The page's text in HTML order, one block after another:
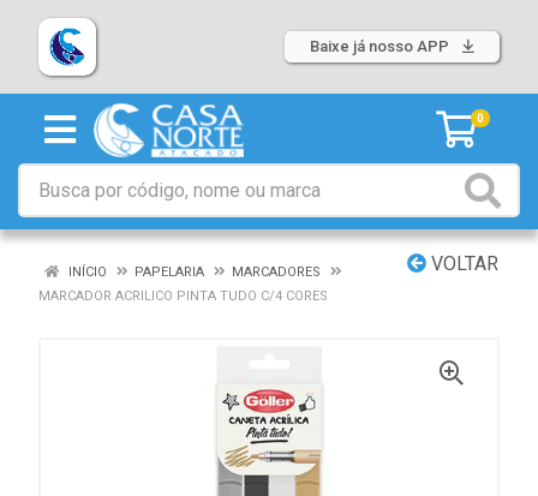
Baixe já nosso APP
0
VOLTAR
INÍCIO PAPELARIA
MARCADORES
MARCADOR ACRILICO PINTA TUDO C/4 CORES